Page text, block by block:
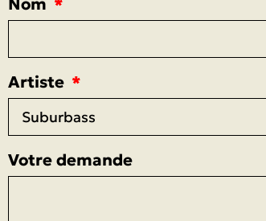
Artiste
Votre demande